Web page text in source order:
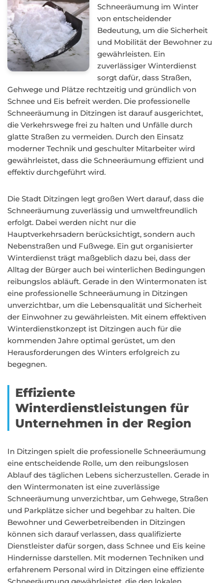
Schneeräumung im Winter
von entscheidender
Bedeutung, um die Sicherheit
und Mobilität der Bewohner zu
gewährleisten. Ein
zuverlässiger Winterdienst
sorgt dafür, dass Straßen,
Gehwege und Plätze rechtzeitig und gründlich von
Schnee und Eis befreit werden. Die professionelle
Schneeräumung in Ditzingen ist darauf ausgerichtet,
die Verkehrswege frei zu halten und Unfälle durch
glatte Straßen zu vermeiden. Durch den Einsatz
moderner Technik und geschulter Mitarbeiter wird
gewährleistet, dass die Schneeräumung effizient und
effektiv durchgeführt wird.
Die Stadt Ditzingen legt großen Wert darauf, dass die
Schneeräumung zuverlässig und umweltfreundlich
erfolgt. Dabei werden nicht nur die
Hauptverkehrsadern berücksichtigt, sondern auch
Nebenstraßen und Fußwege. Ein gut organisierter
Winterdienst trägt maßgeblich dazu bei, dass der
Alltag der Bürger auch bei winterlichen Bedingungen
reibungslos abläuft. Gerade in den Wintermonaten ist
eine professionelle Schneeräumung in Ditzingen
unverzichtbar, um die Lebensqualität und Sicherheit
der Einwohner zu gewährleisten. Mit einem effektiven
Winterdienstkonzept ist Ditzingen auch für die
kommenden Jahre optimal gerüstet, um den
Herausforderungen des Winters erfolgreich zu
begegnen.
Effiziente
Winterdienstleistungen für
Unternehmen in der Region
In Ditzingen spielt die professionelle Schneeräumung
eine entscheidende Rolle, um den reibungslosen
Ablauf des täglichen Lebens sicherzustellen. Gerade in
den Wintermonaten ist eine zuverlässige
Schneeräumung unverzichtbar, um Gehwege, Straßen
und Parkplätze sicher und begehbar zu halten. Die
Bewohner und Gewerbetreibenden in Ditzingen
können sich darauf verlassen, dass qualifizierte
Dienstleister dafür sorgen, dass Schnee und Eis keine
Hindernisse darstellen. Mit modernen Techniken und
erfahrenem Personal wird in Ditzingen eine effiziente